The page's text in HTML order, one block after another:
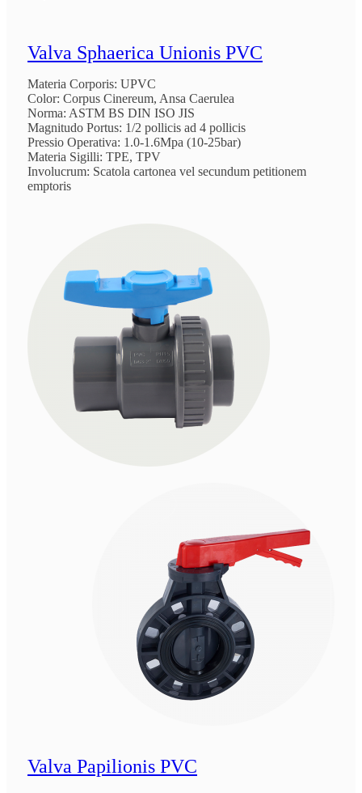
Valva Sphaerica Unionis PVC
Materia Corporis: UPVC
Color: Corpus Cinereum, Ansa Caerulea
Norma: ASTM BS DIN ISO JIS
Magnitudo Portus: 1/2 pollicis ad 4 pollicis
Pressio Operativa: 1.0-1.6Mpa (10-25bar)
Materia Sigilli: TPE, TPV
Involucrum: Scatola cartonea vel secundum petitionem
emptoris
Valva Papilionis PVC